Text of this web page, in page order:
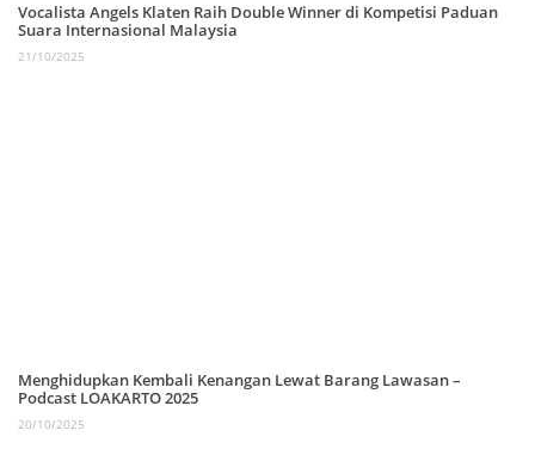
Vocalista Angels Klaten Raih Double Winner di Kompetisi Paduan
Suara Internasional Malaysia
21/10/2025
Menghidupkan Kembali Kenangan Lewat Barang Lawasan –
Podcast LOAKARTO 2025
20/10/2025